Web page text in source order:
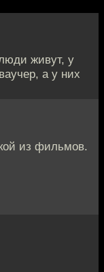
живут, у
а у них
из фильмов.